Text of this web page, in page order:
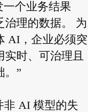
个业务结果
治理的数据。 为
AI，企业必须突
实时、可治理且
。”
非 AI 模型的失